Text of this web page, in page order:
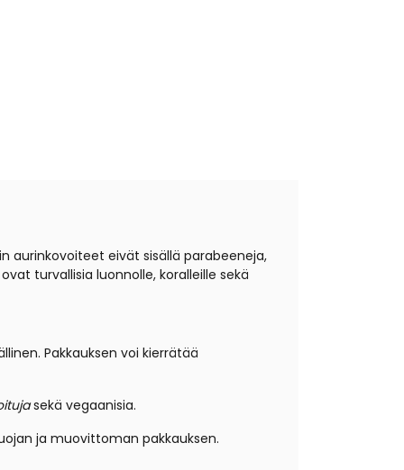
aurinkovoiteet eivät sisällä parabeeneja,
turvallisia luonnolle, koralleille sekä
Pakkauksen voi kierrätää
sekä vegaanisia.
ja muovittoman pakkauksen.